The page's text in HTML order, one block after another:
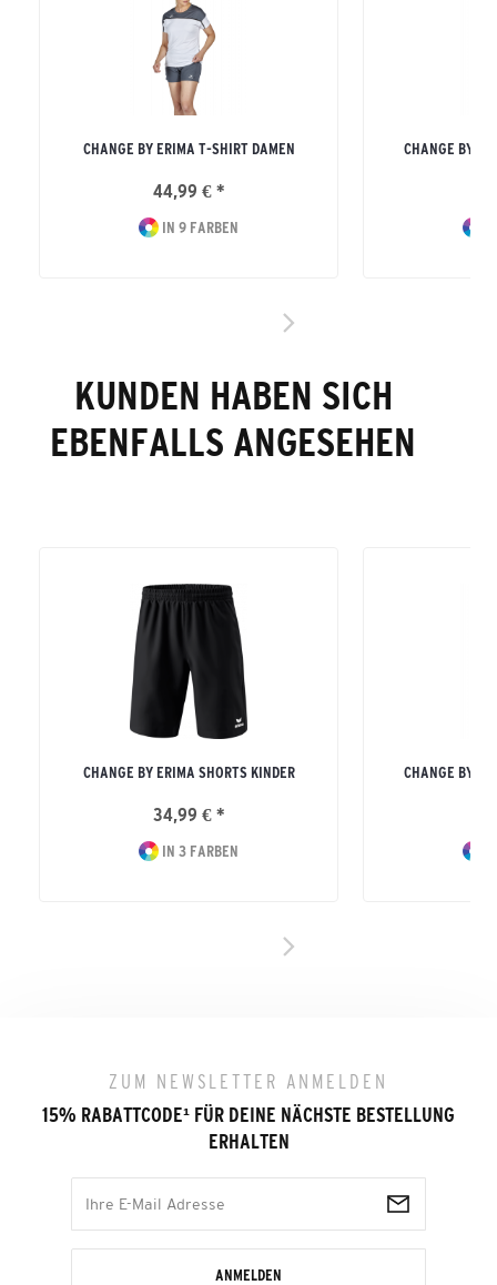
CHANGE BY ERIMA T-SHIRT DAMEN
44,99 € *
IN 9 FARBEN
CHANGE BY
KUNDEN HABEN SICH
EBENFALLS ANGESEHEN
CHANGE BY ERIMA SHORTS KINDER
34,99 € *
IN 3 FARBEN
CHANGE BY
ZUM NEWSLETTER ANMELDEN
15% RABATTCODE¹ FÜR DEINE NÄCHSTE BESTELLUNG
ERHALTEN
ANMELDEN